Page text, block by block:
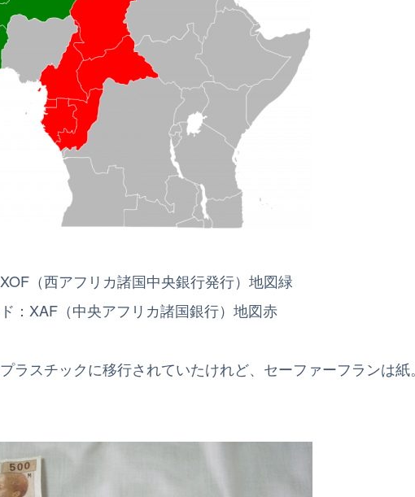
（西アフリカ諸国中央銀行発行）地図緑
：XAF（中央アフリカ諸国銀行）地図赤
ラスチックに移行されていたけれど、セーファーフランは紙。